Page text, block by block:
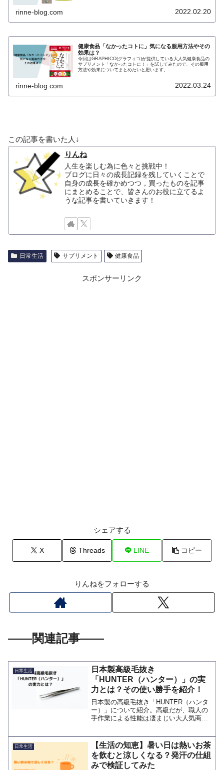
rinne-blog.com 2022.02.20
健康食品「なかったコトに」気になる服用方法やその
効果は？
今回はGRAPHICO(グラフィコ)が提供している大人気健康食品の
サプリメント「なかったコトに！」を試してみたので、その服用
方法や効果についてまとめたいと思います。
rinne-blog.com 2022.03.24
この記事を書いた人↓
りんね
人生を楽しむ為に色々と挑戦中！
ブログに日々の成長記録を残していくことで
自身の成長を確かめつつ，買ったものを記事
にまとめることで、皆さんのお役に立てるよ
うな記事を書いていきます！
日常生活 サプリメント 健康食品
スポンサーリンク
シェアする
X Threads LINE コピー
りんねをフォローする
――関連記事――
日常生活
日本製高級毛抜き
「HUNTER（ハンター）」の実
力とは？その使い勝手を紹介！
日本製の高級毛抜き「HUNTER（ハンタ
ー）」について紹介。高級だが、職人の
手作業による性能は凄まじい大人気商品
永く愛用できるように材質などにも工夫
がされています。
日常生活
【生活の知恵】暑い日は熱いお茶
を飲むと涼しくなる？発汗の仕組
みで検証してみた